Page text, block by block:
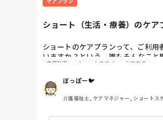
ショート（生活・療養）のケア
ショートのケアプランって、ご利用
いますか？という、誰もそんなこと
誰にでも当てはまるニーズは書いち
誰にでも当てはまるニーズを記載し
どんな場合でもそれが達成できる
支援計画 ショートステイ ケアマネ
ぼっぽー🐦
介護福祉士, ケアマネジャー, ショートス